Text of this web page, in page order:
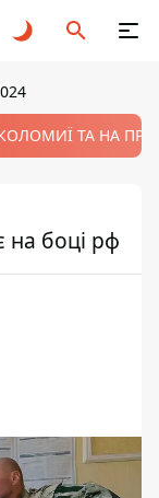
ТА НА
на боці рф